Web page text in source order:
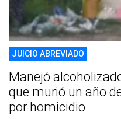
JUICIO ABREVIADO
Manejó
que murió un año
por homicidio